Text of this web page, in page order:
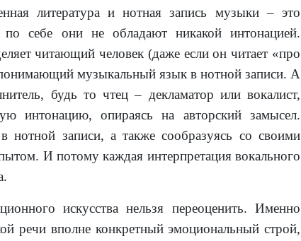
литература и нотная запись музыки – это
себе они не обладают никакой интонацией.
читающий человек (даже если он читает «про
музыкальный язык в нотной записи. А
будь то чтец – декламатор или вокалист,
интонацию, опираясь на авторский замысел.
нотной записи, а также сообразуясь со своими
И потому каждая интерпретация вокального
искусства нельзя переоценить. Именно
речи вполне конкретный эмоциональный строй,